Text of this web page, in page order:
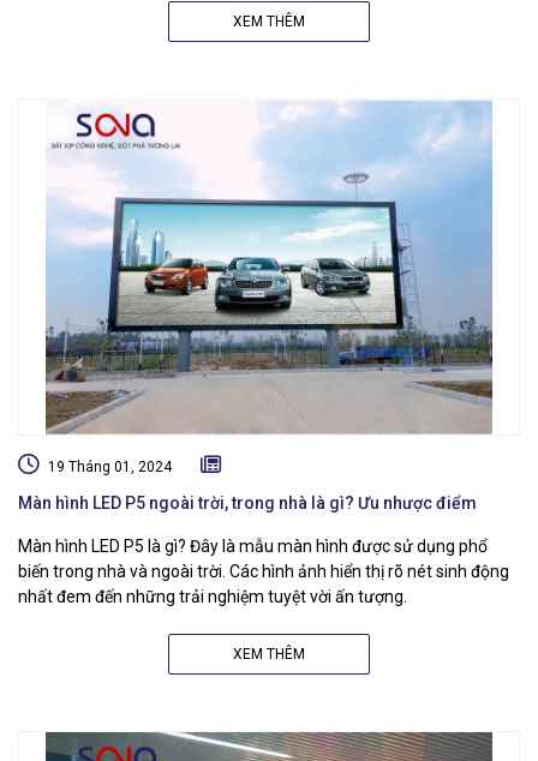
XEM THÊM
19 Tháng 01, 2024
Màn hình LED P5 ngoài trời, trong nhà là gì? Ưu nhược điểm
Màn hình LED P5 là gì? Đây là mẫu màn hình được sử dụng phổ
biến trong nhà và ngoài trời. Các hình ảnh hiển thị rõ nét sinh động
nhất đem đến những trải nghiệm tuyệt vời ấn tượng.
XEM THÊM